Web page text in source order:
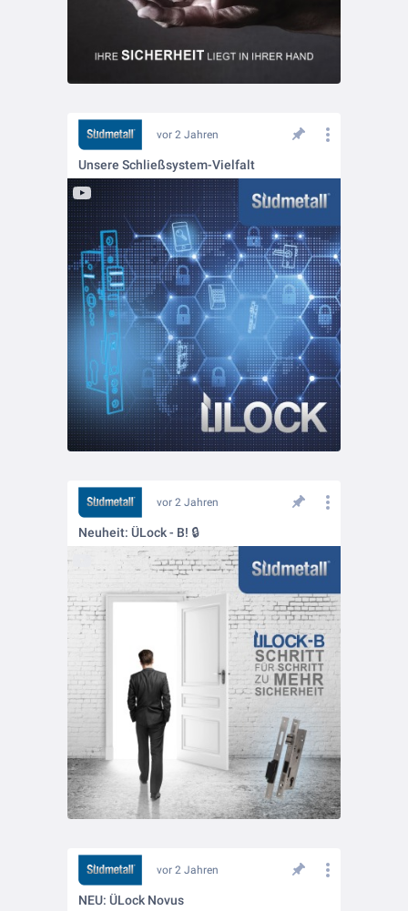
vor 2 Jahren
Unsere Schließsystem-Vielfalt
vor 2 Jahren
Neuheit: ÜLock - B! 🔒
vor 2 Jahren
NEU: ÜLock Novus